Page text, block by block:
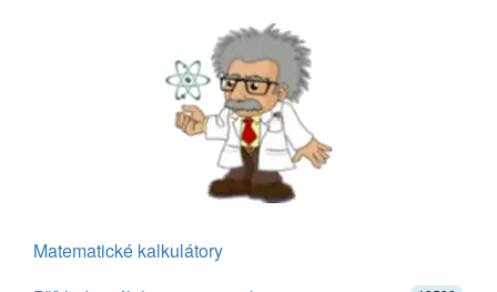
Matematické kalkulátory